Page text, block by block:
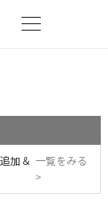
加＆ 一覧をみる
>